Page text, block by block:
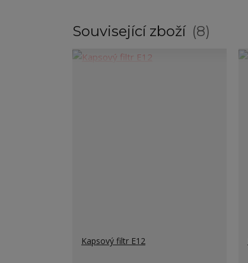
Související zboží 8
Kapsový filtr E12